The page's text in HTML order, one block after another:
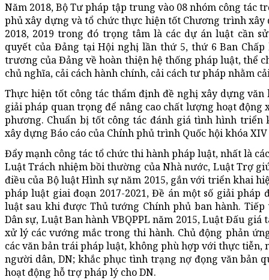
Năm 2018, Bộ Tư pháp tập trung vào 08 nhóm công tác
phủ xây dựng và tổ chức thực hiện tốt Chương trình xây
2018, 2019 trong đó trọng tâm là các dự án luật cần
quyết của Đảng tại Hội nghị lần thứ 5, thứ 6 Ban
trương của Đảng về hoàn thiện hệ thống pháp luật, thể
chủ nghĩa, cải cách hành chính, cải cách tư pháp nhằm
Thực hiện tốt công tác thẩm định đề nghị xây dựng văn
giải pháp quan trọng để nâng cao chất lượng hoạt động
phương. Chuẩn bị tốt công tác đánh giá tình hình triển
xây dựng Báo cáo của Chính phủ trình Quốc hội khóa
Đẩy mạnh công tác tổ chức thi hành pháp luật, nhất là
Luật Trách nhiệm bồi thường của Nhà nước, Luật Trợ
điều của Bộ luật Hình sự năm 2015, gắn với triển khai
pháp luật giai đoạn 2017-2021, Đề án một số giải
luật sau khi được Thủ tướng Chính phủ ban hành.
Dân sự, Luật Ban hành VBQPPL năm 2015, Luật Đấu
xử lý các vướng mắc trong thi hành. Chủ động phản
các văn bản trái pháp luật, không phù hợp với thực tiễn,
người dân, DN; khắc phục tình trạng nợ đọng văn bản
hoạt động hỗ trợ pháp lý cho DN.